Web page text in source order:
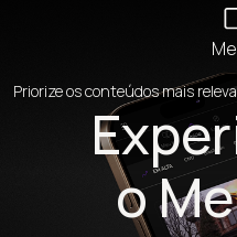
Priorize os conteúdos mais
o